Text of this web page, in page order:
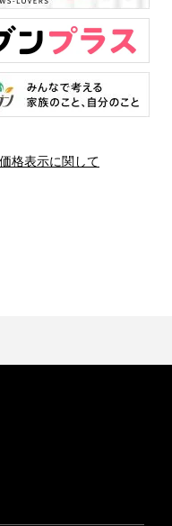
価格表示に関して